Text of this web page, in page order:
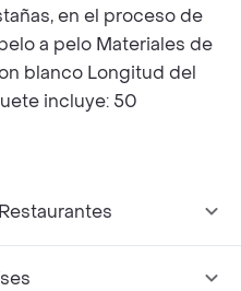
en el proceso de
a pelo Materiales de
blanco Longitud del
incluye: 50